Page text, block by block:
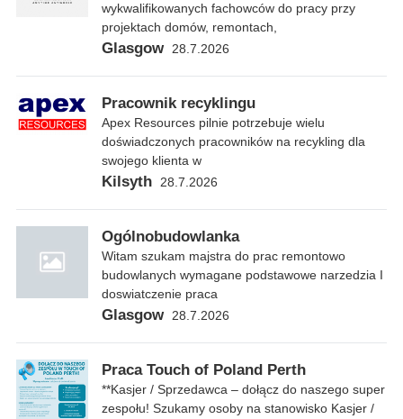
wykwalifikowanych fachowców do pracy przy
projektach domów, remontach,
Glasgow 28.7.2026
Pracownik recyklingu
Apex Resources pilnie potrzebuje wielu
doświadczonych pracowników na recykling dla
swojego klienta w
Kilsyth 28.7.2026
Ogólnobudowlanka
Witam szukam majstra do prac remontowo
budowlanych wymagane podstawowe narzedzia I
doswiatczenie praca
Glasgow 28.7.2026
Praca Touch of Poland Perth
**Kasjer / Sprzedawca – dołącz do naszego super
zespołu! Szukamy osoby na stanowisko Kasjer /